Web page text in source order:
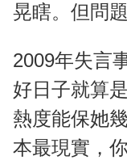
晃瞎。但問
2009年失言
好日子就算
熱度能保她
本最現實，